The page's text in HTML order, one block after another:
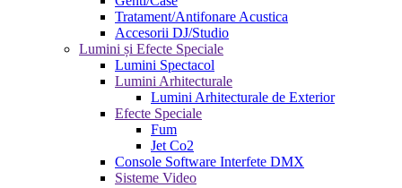
Tratament/Antifonare Acustica
Accesorii DJ/Studio
Lumini și Efecte Speciale
Lumini Spectacol
Lumini Arhitecturale
Lumini Arhitecturale de Exterior
Efecte Speciale
Fum
Jet Co2
Console Software Interfete DMX
Sisteme Video